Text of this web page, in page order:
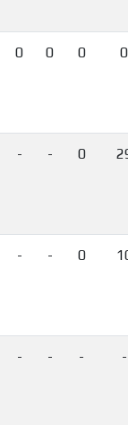
0 0 0 0
- - 0 29
- - 0 10
- - - -